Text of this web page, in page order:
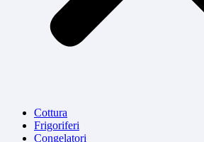
Cottura
Frigoriferi
Congelatori